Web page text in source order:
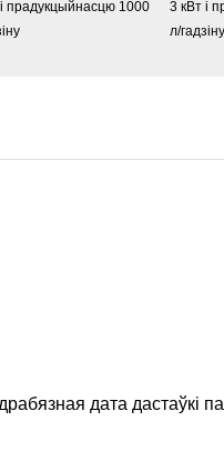
дата дастаўкі